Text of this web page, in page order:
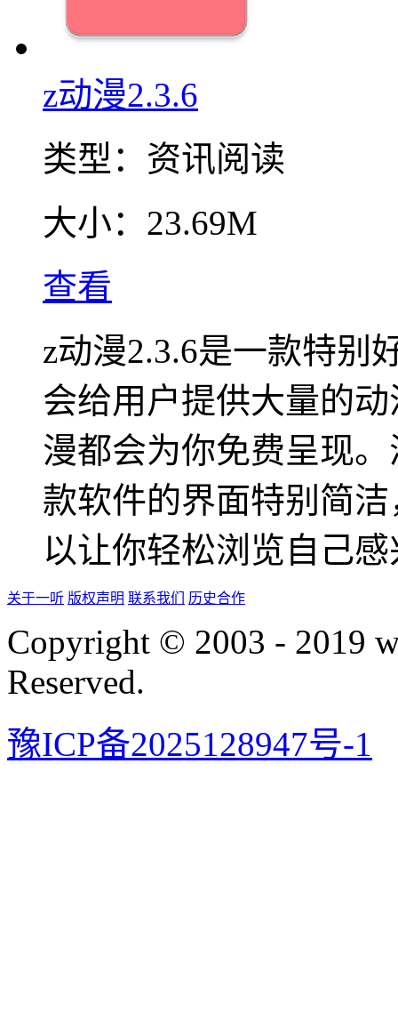
z动漫2.3.6
类型： 资讯阅读
大小： 23.69M
查看
z动漫2.3.6是一款特别
会给用户提供大量的
漫都会为你免费呈现
款软件的界面特别简
以让你轻松浏览自己
关于一听 版权声明 联系我们 历史合作
Copyright © 2003 - 2019
Reserved.
豫ICP备2025128947号-1